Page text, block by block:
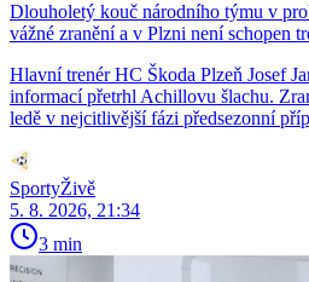
Dlouholetý kouč národního týmu v
vážné zranění a v Plzni není schopen
Hlavní trenér HC Škoda Plzeň Josef
informací přetrhl Achillovu šlachu.
ledě v nejcitlivější fázi předsezonní
SportyŽivě
5. 8. 2026, 21:34
3 min